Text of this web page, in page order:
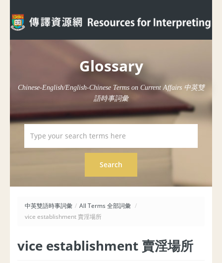
Glossary
Chinese-English/English-Chinese Terms on Current Affairs 中英雙
語時事詞彙
中英雙語時事詞彙 / All Terms 全部詞彙 /
vice establishment 賣淫場所
vice establishment 賣淫場所